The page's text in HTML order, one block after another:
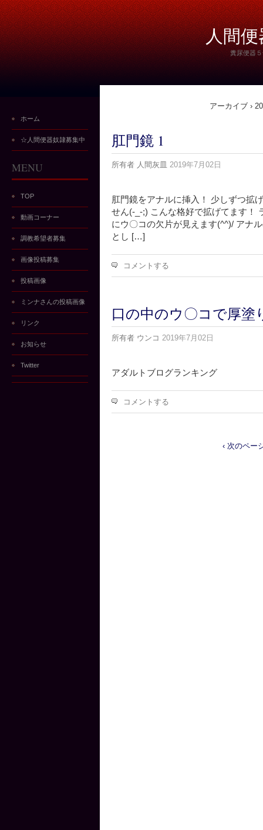
人間
糞尿便器
ホーム
☆人間便器奴隷募集中
MENU
TOP
動画コーナー
調教希望者募集
画像投稿募集
投稿画像
ミンナさんの投稿画像
リンク
お知らせ
Twitter
アーカイブ ›
肛門鏡 1
所有者 人間灰皿 2019年7月02日
肛門鏡をアナルに挿入！ 少しずつ拡
せん(-_-;) こんな格好で拡げてます！
にウ〇コの欠片が見えます(^^)/ アナ
とし […]
コメントする
口の中のウ〇コで厚塗
所有者 ウンコ 2019年7月02日
アダルトブログランキング
コメントする
‹ 次のペー